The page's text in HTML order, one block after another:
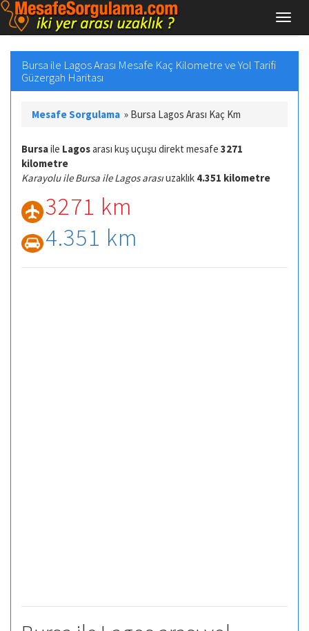
Bursa ile Lagos Arası Mesafe Kaç Kilometre ve Yol Tarifi
Güzergah Haritası
Mesafe Sorgulama » Bursa Lagos Arası Kaç Km
Bursaile Lagosarası kuş uçuşu direkt mesafe 3271
kilometre
Karayolu ile Bursa ile Lagos arasıuzaklık 4.351 kilometre
3271 km
4.351 km